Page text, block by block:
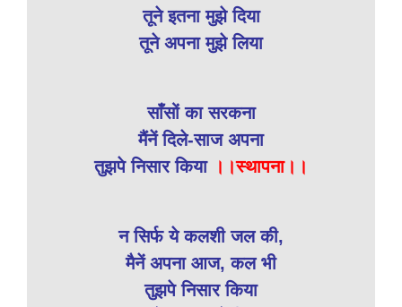
तूने इतना मुझे दिया
तूने अपना मुझे लिया
साँसों का सरकना
मैंनें दिले-साज अपना
तुझपे निसार किया ।।स्थापना।।
न सिर्फ ये कलशी जल की,
मैनें अपना आज, कल भी
तुझपे निसार किया